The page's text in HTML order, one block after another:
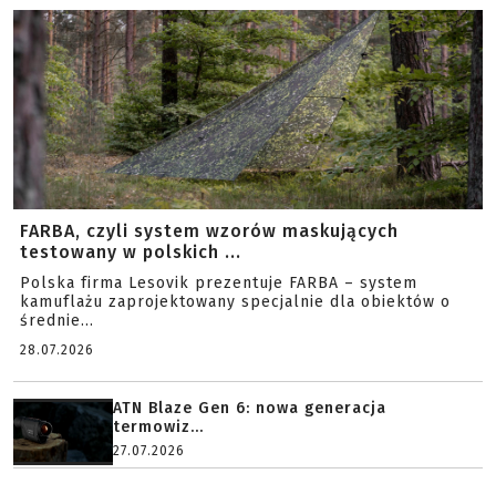
FARBA, czyli system wzorów maskujących
testowany w polskich ...
Polska firma Lesovik prezentuje FARBA – system
kamuflażu zaprojektowany specjalnie dla obiektów o
średnie...
28.07.2026
ATN Blaze Gen 6: nowa generacja
termowiz...
27.07.2026